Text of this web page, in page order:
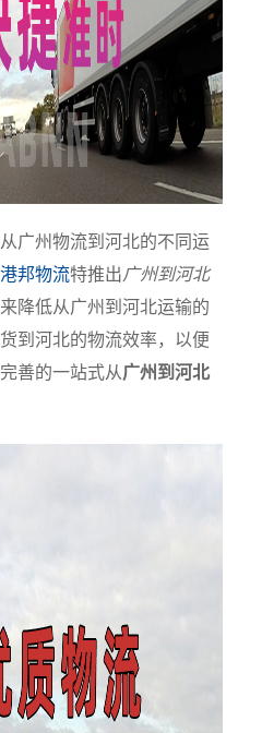
广州物流到河北的不同运
港邦物流特推出广州到河北
降低从广州到河北运输的
到河北的物流效率，以便
善的一站式从广州到河北